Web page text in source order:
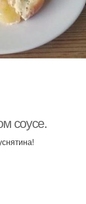
соусе.